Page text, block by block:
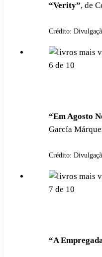
“Verity”, de
Crédito:
6 de 10
“Em Agosto
García
Crédito:
7 de 10
“A